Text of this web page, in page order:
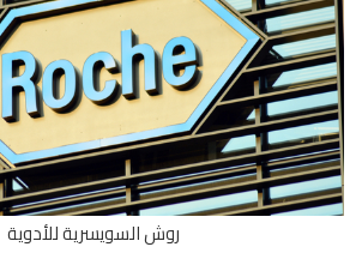
روش السويسرية للأدوية